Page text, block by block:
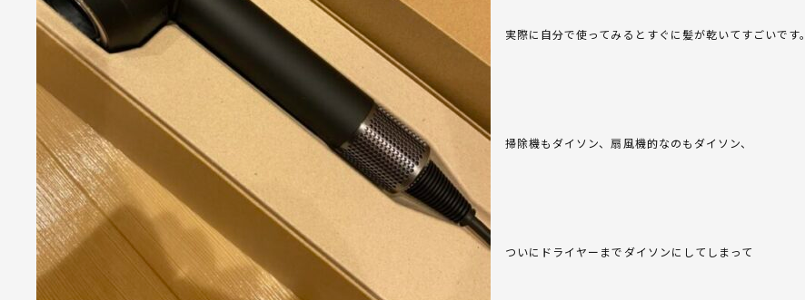
実際に自分で使ってみるとすぐに髪が乾いてすごいです。
掃除機もダイソン、扇風機的なのもダイソン、
ついにドライヤーまでダイソンにしてしまって